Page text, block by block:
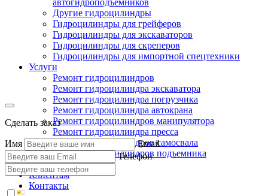
Другие гидроцилиндры
Гидроцилиндры для грейферов
Гидроцилиндры для экскаваторов
Гидроцилиндры для скреперов
Гидроцилиндры для импортной спецтехники
Услуги
Ремонт гидроцилиндров
Ремонт гидроцилиндра экскаватора
Ремонт гидроцилиндра погрузчика
Ремонт гидроцилиндра автокрана
Ремонт гидроцилиндров манипулятора
Ремонт гидроцилиндра пресса
Ремонт гидроцилиндров самосвала
Ремонт гидроцилиндров подъемника
Производство
Клиентам
Контакты
Сделать заказ
Имя
Email
Телефон